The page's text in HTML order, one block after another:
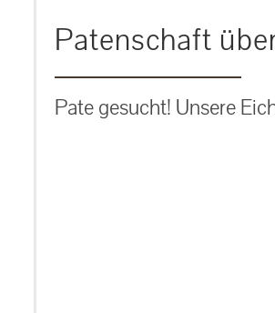
Patenschaft
Pate gesucht! Unsere